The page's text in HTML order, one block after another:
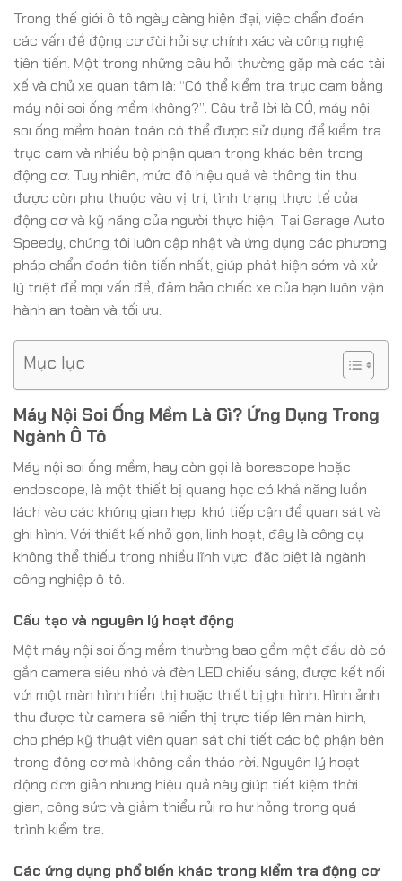
Trong thế giới ô tô ngày càng hiện đại, việc chẩn đoán
các vấn đề động cơ đòi hỏi sự chính xác và công nghệ
tiên tiến. Một trong những câu hỏi thường gặp mà các tài
xế và chủ xe quan tâm là: “Có thể kiểm tra trục cam bằng
máy nội soi ống mềm không?”. Câu trả lời là CÓ, máy nội
soi ống mềm hoàn toàn có thể được sử dụng để kiểm tra
trục cam và nhiều bộ phận quan trọng khác bên trong
động cơ. Tuy nhiên, mức độ hiệu quả và thông tin thu
được còn phụ thuộc vào vị trí, tình trạng thực tế của
động cơ và kỹ năng của người thực hiện. Tại Garage Auto
Speedy, chúng tôi luôn cập nhật và ứng dụng các phương
pháp chẩn đoán tiên tiến nhất, giúp phát hiện sớm và xử
lý triệt để mọi vấn đề, đảm bảo chiếc xe của bạn luôn vận
hành an toàn và tối ưu.
Mục lục
Máy Nội Soi Ống Mềm Là Gì? Ứng Dụng Trong
Ngành Ô Tô
Máy nội soi ống mềm, hay còn gọi là borescope hoặc
endoscope, là một thiết bị quang học có khả năng luồn
lách vào các không gian hẹp, khó tiếp cận để quan sát và
ghi hình. Với thiết kế nhỏ gọn, linh hoạt, đây là công cụ
không thể thiếu trong nhiều lĩnh vực, đặc biệt là ngành
công nghiệp ô tô.
Cấu tạo và nguyên lý hoạt động
Một máy nội soi ống mềm thường bao gồm một đầu dò có
gắn camera siêu nhỏ và đèn LED chiếu sáng, được kết nối
với một màn hình hiển thị hoặc thiết bị ghi hình. Hình ảnh
thu được từ camera sẽ hiển thị trực tiếp lên màn hình,
cho phép kỹ thuật viên quan sát chi tiết các bộ phận bên
trong động cơ mà không cần tháo rời. Nguyên lý hoạt
động đơn giản nhưng hiệu quả này giúp tiết kiệm thời
gian, công sức và giảm thiểu rủi ro hư hỏng trong quá
trình kiểm tra.
Các ứng dụng phổ biến khác trong kiểm tra động cơ